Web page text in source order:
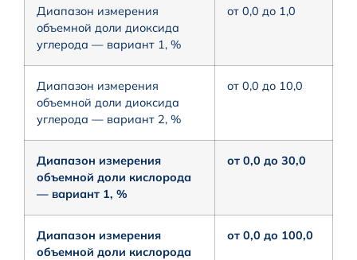
Диапазон измерения
объемной доли диоксида
углерода — вариант 1, %
от 0,0 до 1,0
Диапазон измерения
объемной доли диоксида
углерода — вариант 2, %
от 0,0 до 10,0
Диапазон измерения
объемной доли кислорода
— вариант 1, %
от 0,0 до 30,0
Диапазон измерения
объемной доли кислорода
от 0,0 до 100,0